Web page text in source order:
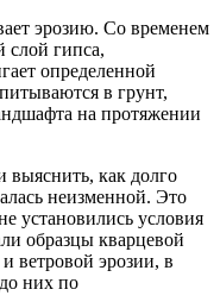
эрозию. Со временем
слой гипса,
определенной
в грунт,
на протяжении
выяснить, как долго
неизменной. Это
установились условия
образцы кварцевой
ветровой эрозии, в
них по